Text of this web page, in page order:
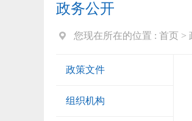
政务公开
您现在所在的位置 : 首页 >
政策文件
组织机构